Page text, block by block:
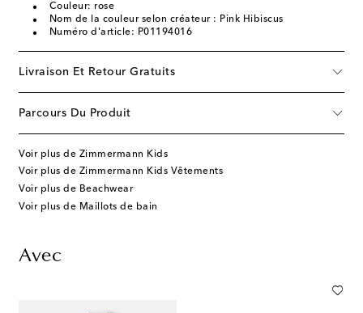
Couleur: rose
Nom de la couleur selon créateur : Pink Hibiscus
Numéro d'article: P01194016
Livraison Et Retour Gratuits
Parcours Du Produit
Voir plus de Zimmermann Kids
Voir plus de Zimmermann Kids Vêtements
Voir plus de Beachwear
Voir plus de Maillots de bain
Avec